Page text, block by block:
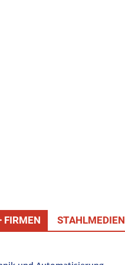
FIRMEN STAHLMEDIEN